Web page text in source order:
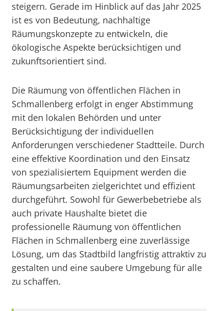
steigern. Gerade im Hinblick auf das Jahr 2025
ist es von Bedeutung, nachhaltige
Räumungskonzepte zu entwickeln, die
ökologische Aspekte berücksichtigen und
zukunftsorientiert sind.
Die Räumung von öffentlichen Flächen in
Schmallenberg erfolgt in enger Abstimmung
mit den lokalen Behörden und unter
Berücksichtigung der individuellen
Anforderungen verschiedener Stadtteile. Durch
eine effektive Koordination und den Einsatz
von spezialisiertem Equipment werden die
Räumungsarbeiten zielgerichtet und effizient
durchgeführt. Sowohl für Gewerbebetriebe als
auch private Haushalte bietet die
professionelle Räumung von öffentlichen
Flächen in Schmallenberg eine zuverlässige
Lösung, um das Stadtbild langfristig attraktiv zu
gestalten und eine saubere Umgebung für alle
zu schaffen.